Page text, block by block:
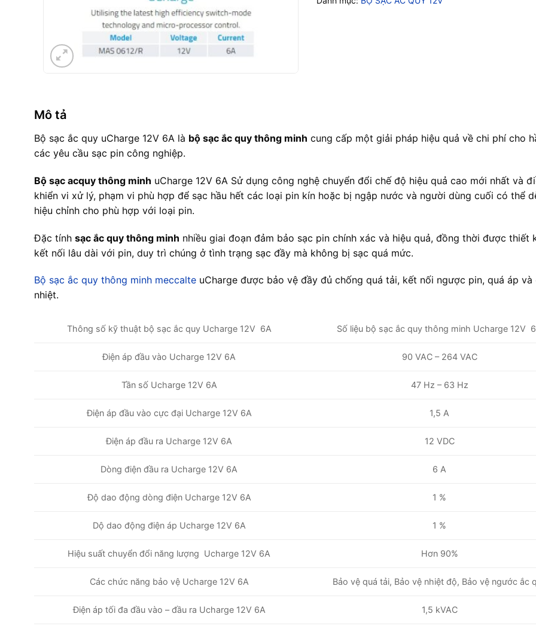
Mô tả
Bộ sạc ắc quy uCharge 12V 6A là bộ sạc ắc quy thông minh cung cấp một giải pháp hiệu quả về chi phí cho
các yêu cầu sạc pin công nghiệp.
Bộ sạc acquy thông minh uCharge 12V 6A Sử dụng công nghệ chuyển đổi chế độ hiệu quả cao mới nhất và
khiển vi xử lý, phạm vi phù hợp để sạc hầu hết các loại pin kín hoặc bị ngập nước và người dùng cuối có thể
hiệu chỉnh cho phù hợp với loại pin.
Đặc tính sạc ắc quy thông minh nhiều giai đoạn đảm bảo sạc pin chính xác và hiệu quả, đồng thời được thiết
kết nối lâu dài với pin, duy trì chúng ở tình trạng sạc đầy mà không bị sạc quá mức.
Bộ sạc ắc quy thông minh meccalte uCharge được bảo vệ đầy đủ chống quá tải, kết nối ngược pin, quá áp và
nhiệt.
Thông số kỹ thuật bộ sạc ắc quy Ucharge 12V 6A Số liệu bộ sạc ắc quy thông minh Ucharge 12V
Điện áp đầu vào Ucharge 12V 6A 90 VAC – 264 VAC
Tần số Ucharge 12V 6A 47 Hz – 63 Hz
Điện áp đầu vào cực đại Ucharge 12V 6A 1,5 A
Điện áp đầu ra Ucharge 12V 6A 12 VDC
Dòng điện đầu ra Ucharge 12V 6A 6 A
Độ dao động dòng điện Ucharge 12V 6A 1 %
Dộ dao động điện áp Ucharge 12V 6A 1 %
Hiệu suất chuyển đổi năng lượng Ucharge 12V 6A Hơn 90%
Các chức năng bảo vệ Ucharge 12V 6A Bảo vệ quá tải, Bảo vệ nhiệt độ, Bảo vệ ngước ắc
Điện áp tối đa đầu vào – đầu ra Ucharge 12V 6A 1,5 kVAC